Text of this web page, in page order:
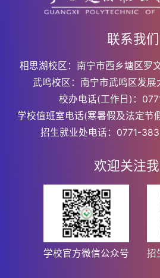
联系我们
相思湖校区：南宁市西乡塘区罗
武鸣校区：南宁市武鸣区发
校办电话(工作日)：
学校值班室电话(寒暑假及法定节
招生就业处电话：0771-
欢迎关注
学校官方微信公众号 招